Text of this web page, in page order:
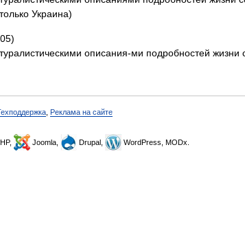
Украина)
описания-ми подробностей жизни
Реклама на сайте
Joomla, Drupal, WordPress, MODx.